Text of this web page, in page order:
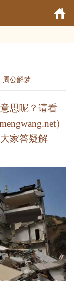
周公解梦
思呢？请看
）
家答疑解